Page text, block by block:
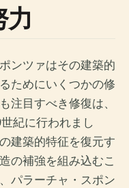
ンツァはその建築的
ためにいくつかの修
注目すべき修復は、
紀に行われまし
建築的特征を復元す
の補強を組み込むこ
パラーチャ・スポン